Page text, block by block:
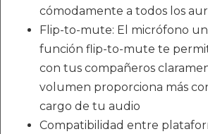
cómodamente a todos los
Flip-to-mute: El micrófono
función flip-to-mute te
con tus compañeros
volumen proporciona más
cargo de tu audio
Compatibilidad entre